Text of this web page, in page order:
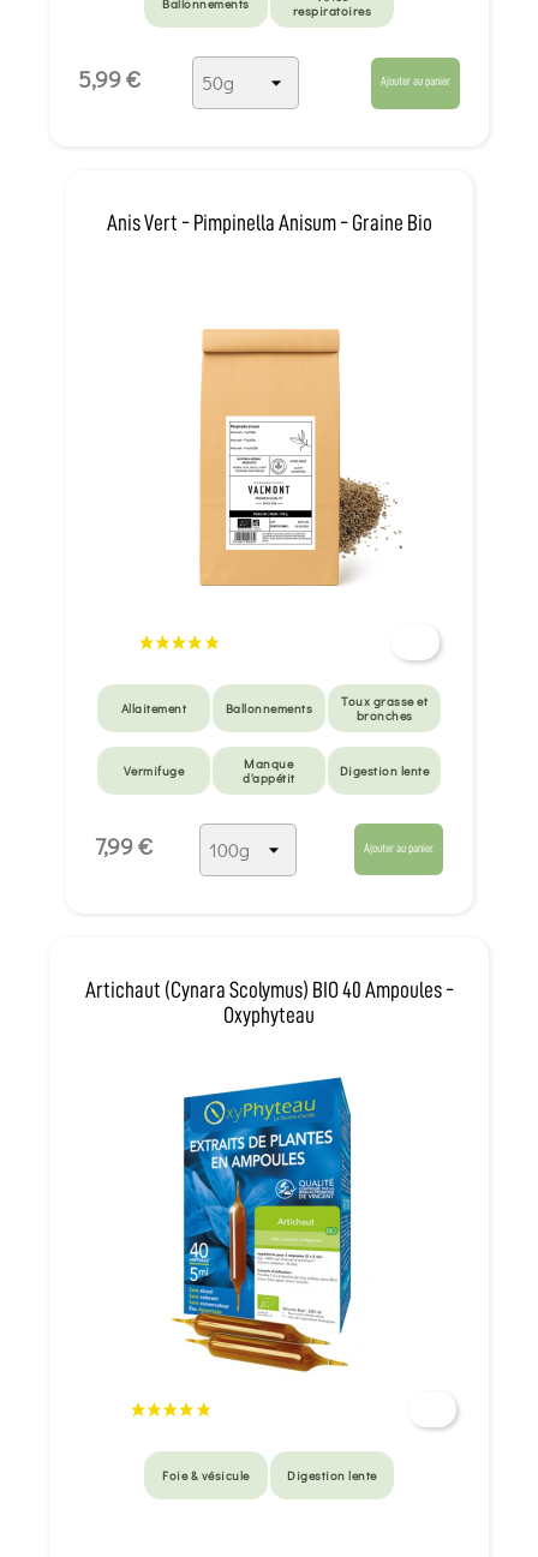
Ballonnements
respiratoires
5,99 € Ajouter au panier
Anis Vert - Pimpinella Anisum - Graine Bio
Allaitement Ballonnements
Toux grasse et
bronches
Vermifuge
Manque
d'appétit
Digestion lente
7,99 € Ajouter au panier
Artichaut (Cynara Scolymus) BIO 40 Ampoules -
Oxyphyteau
Foie & vésicule Digestion lente